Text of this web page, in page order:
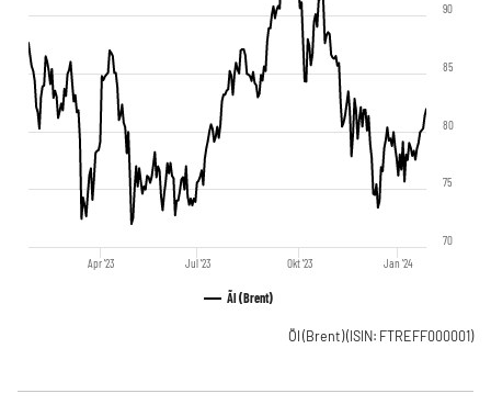
Ãl (Brent)
Jul '23 Jan '24
Apr '23 Okt '23
70
75
80
85
90
Öl (Brent)(ISIN: FTREFF000001)